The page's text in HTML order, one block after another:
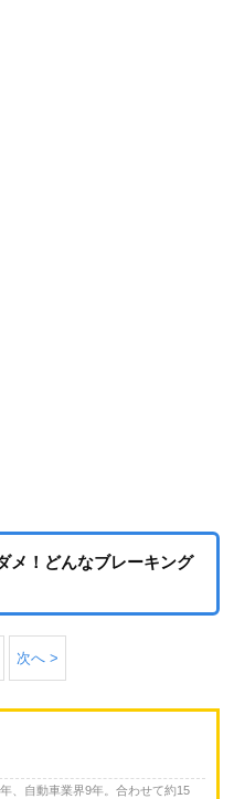
メ！どんなブレーキング
次へ >
、自動車業界9年。合わせて約15